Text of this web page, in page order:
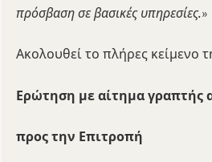
πρόσβαση σε βασικές υπηρεσίες.»
Ακολουθεί το πλήρες κείμενο
Ερώτηση με αίτημα γραπτής
προς την Επιτροπή